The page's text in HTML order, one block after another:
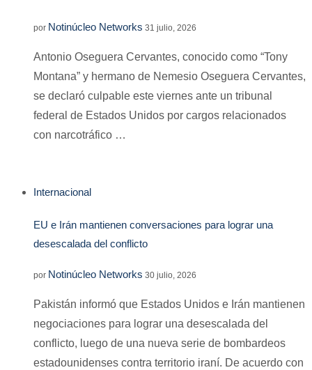
por Notinúcleo Networks 31 julio, 2026
Antonio Oseguera Cervantes, conocido como “Tony
Montana” y hermano de Nemesio Oseguera Cervantes,
se declaró culpable este viernes ante un tribunal
federal de Estados Unidos por cargos relacionados
con narcotráfico …
Internacional
EU e Irán mantienen conversaciones para lograr una
desescalada del conflicto
por Notinúcleo Networks 30 julio, 2026
Pakistán informó que Estados Unidos e Irán mantienen
negociaciones para lograr una desescalada del
conflicto, luego de una nueva serie de bombardeos
estadounidenses contra territorio iraní. De acuerdo con